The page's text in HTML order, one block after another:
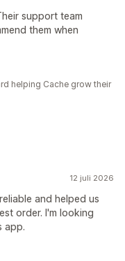
support team
them when
helping Cache grow their
12 juli 2026
and helped us
order. I'm looking
app.